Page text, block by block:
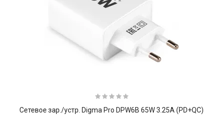
Сетевое зар./устр. Digma Pro DPW6B 65W 3.25A (PD+QC)